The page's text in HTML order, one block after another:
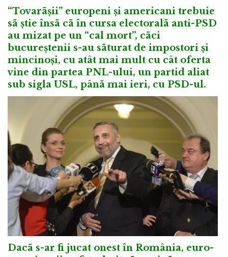
“Tovarãșii” europeni și americani trebuie
sã știe însã cã în cursa electoralã anti-PSD
au mizat pe un “cal mort”, cãci
bucureștenii s-au sãturat de impostori și
mincinoși, cu atât mai mult cu cât oferta
vine din partea PNL-ului, un partid aliat
sub sigla USL, pânã mai ieri, cu PSD-ul.
Dacã s-ar fi jucat onest în România, euro-